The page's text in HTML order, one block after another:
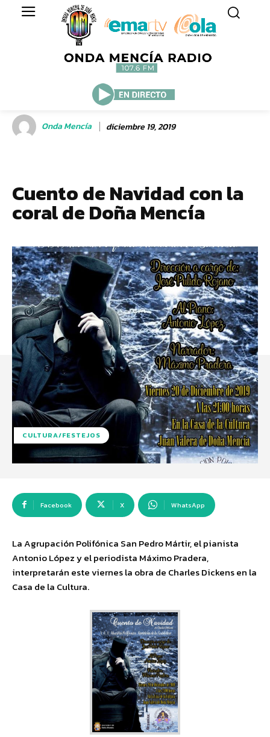
Onda Mencía diciembre 19, 2019
Cuento de Navidad con la
coral de Doña Mencía
CULTURA/FESTEJOS
Facebook X WhatsApp
La Agrupación Polifónica San Pedro Mártir, el pianista
Antonio López y el periodista Máximo Pradera,
interpretarán este viernes la obra de Charles Dickens en la
Casa de la Cultura.